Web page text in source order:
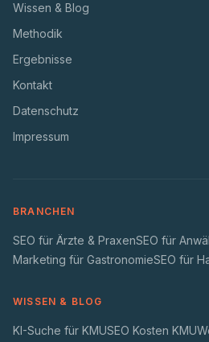
Wissen & Blog
Methodik
Ergebnisse
Kontakt
Datenschutz
Impressum
BRANCHEN
SEO für Ärzte & PraxenSEO für
Marketing für GastronomieSEO für
WISSEN & BLOG
KI-Suche für KMUSEO Kosten KMU